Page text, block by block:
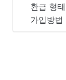
환급 형
가입방법